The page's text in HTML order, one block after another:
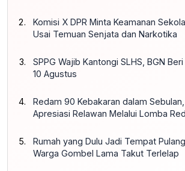
Komisi X DPR Minta Keamanan
Usai Temuan Senjata dan Narkotika
SPPG Wajib Kantongi SLHS, BGN
10 Agustus
Redam 90 Kebakaran dalam
Apresiasi Relawan Melalui Lomba
Rumah yang Dulu Jadi Tempat
Warga Gombel Lama Takut Terlelap